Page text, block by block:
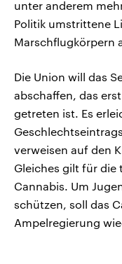
unter anderem
Politik umstrittene
Marschflugkörpern
Die Union will das
abschaffen, das
getreten ist. Es
verweisen auf den
Gleiches gilt für die
Cannabis. Um
schützen, soll das
Ampelregierung